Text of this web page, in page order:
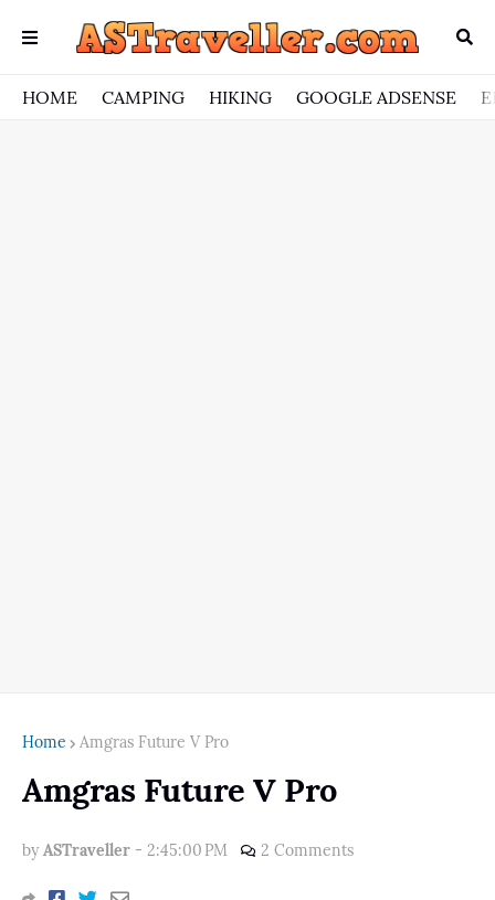
HOME CAMPING HIKING GOOGLE ADSENSE
Home Amgras Future V Pro
Amgras Future V Pro
by ASTraveller - 2:45:00 PM 2 Comments